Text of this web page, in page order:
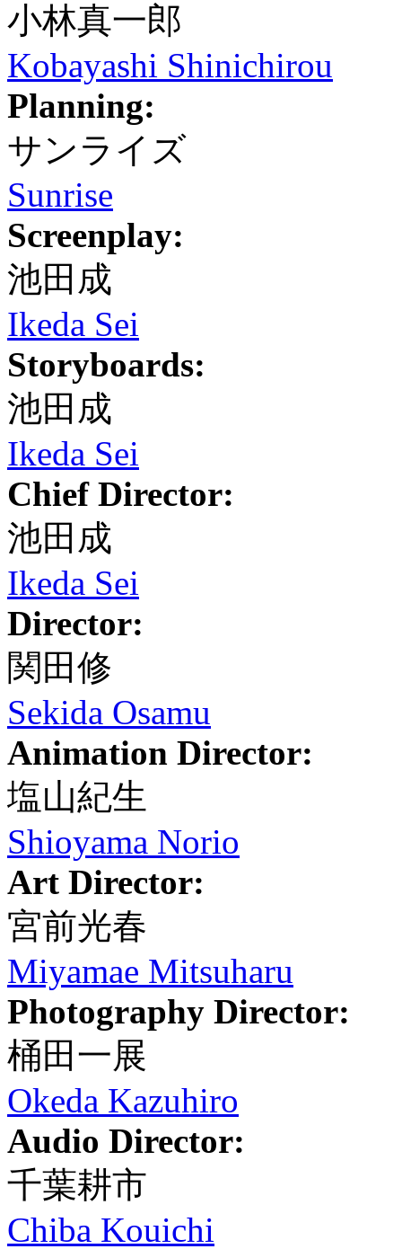
小林真一郎
Kobayashi Shinichirou
Planning:
サンライズ
Sunrise
Screenplay:
池田成
Ikeda Sei
Storyboards:
池田成
Ikeda Sei
Chief Director:
池田成
Ikeda Sei
Director:
関田修
Sekida Osamu
Animation Director:
塩山紀生
Shioyama Norio
Art Director:
宮前光春
Miyamae Mitsuharu
Photography Director:
桶田一展
Okeda Kazuhiro
Audio Director:
千葉耕市
Chiba Kouichi